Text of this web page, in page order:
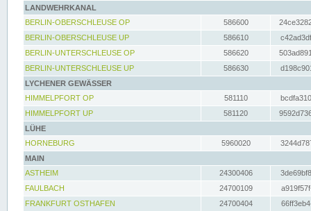
LANDWEHRKANAL
BERLIN-OBERSCHLEUSE OP
586600
BERLIN-OBERSCHLEUSE UP
586610
BERLIN-UNTERSCHLEUSE OP
586620
BERLIN-UNTERSCHLEUSE UP
586630
LYCHENER GEWÄSSER
HIMMELPFORT OP
581110
HIMMELPFORT UP
581120
LÜHE
HORNEBURG
5960020
MAIN
ASTHEIM
24300406
FAULBACH
24700109
FRANKFURT OSTHAFEN
24700404